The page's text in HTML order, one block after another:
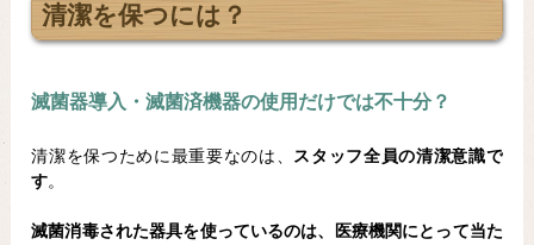
清潔を保つには？
滅菌器導入・滅菌済機器の使用だけでは不十分？
清潔を保つために最重要なのは、 スタッフ全員の清潔意識で
す。
滅菌消毒された器具を使っているのは、医療機関にとって当た